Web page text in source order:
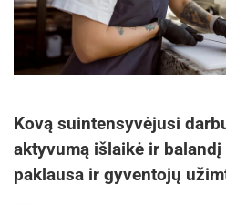
Kovą suintensyvėjusi
aktyvumą išlaikė ir
paklausa ir gyventojų